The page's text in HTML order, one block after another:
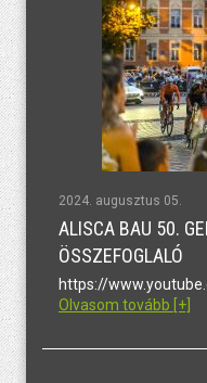
2024. augusztus 05.
ALISCA BAU 50.
ÖSSZEFOGLALÓ
https://
Olvasom tovább [+]